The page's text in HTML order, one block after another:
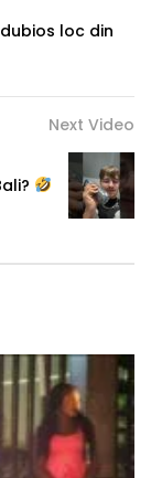
loc din
Next Video